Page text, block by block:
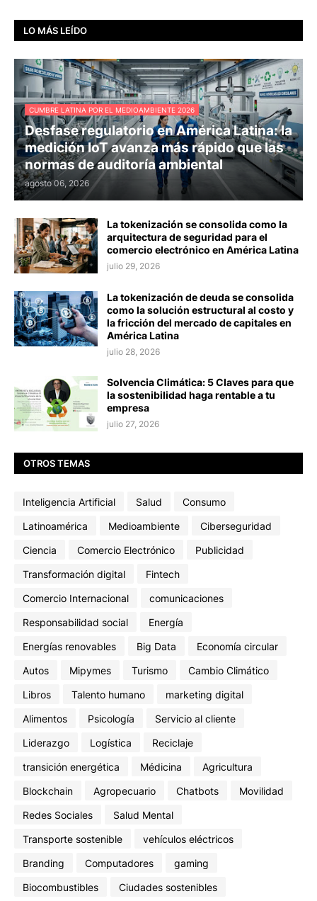
LO MÁS LEÍDO
CUMBRE LATINA POR EL MEDIOAMBIENTE 2026
Desfase regulatorio en América Latina: la
medición IoT avanza más rápido que las
normas de auditoría ambiental
agosto 06, 2026
La tokenización se consolida como la
arquitectura de seguridad para el
comercio electrónico en América Latina
julio 29, 2026
La tokenización de deuda se consolida
como la solución estructural al costo y
la fricción del mercado de capitales en
América Latina
julio 28, 2026
Solvencia Climática: 5 Claves para que
la sostenibilidad haga rentable a tu
empresa
julio 27, 2026
OTROS TEMAS
Inteligencia Artificial Salud
Consumo
Latinoamérica
Medioambiente
Ciberseguridad
Ciencia
Comercio Electrónico
Publicidad
Transformación digital
Fintech
Comercio Internacional
comunicaciones
Responsabilidad social
Energía
Energías renovables
Big Data
Economía circular
Autos
Mipymes Turismo
Cambio Climático
Libros
Talento humano
marketing digital
Alimentos
Psicología
Servicio al cliente
Liderazgo
Logística
Reciclaje
transición energética
Médicina
Agricultura
Blockchain
Agropecuario Chatbots
Movilidad
Redes Sociales
Salud Mental
Transporte sostenible
vehículos eléctricos
Branding
Computadores
gaming
Biocombustibles
Ciudades sostenibles